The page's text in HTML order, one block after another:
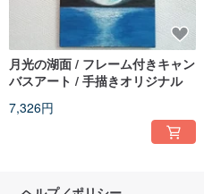
月光の湖面 / フレーム付きキャン
バスアート / 手描きオリジナル
7,326円